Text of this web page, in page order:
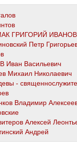
ГРИГОРИЙ
Петр
Иван Васильевич
Михаил Николаевич
-
Владимир
Алексей
Андрей